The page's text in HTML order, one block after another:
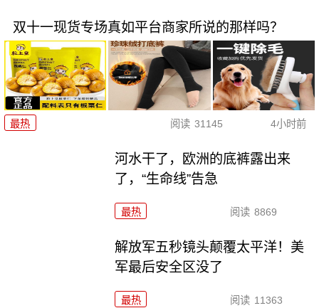
双十一现货专场真如平台商家所说的那样吗？
最热 阅读 31145 4小时前
河水干了，欧洲的底裤露出来
了，“生命线”告急
最热 阅读 8869
解放军五秒镜头颠覆太平洋！美
军最后安全区没了
最热 阅读 11363